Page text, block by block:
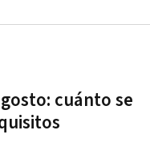
cuánto se